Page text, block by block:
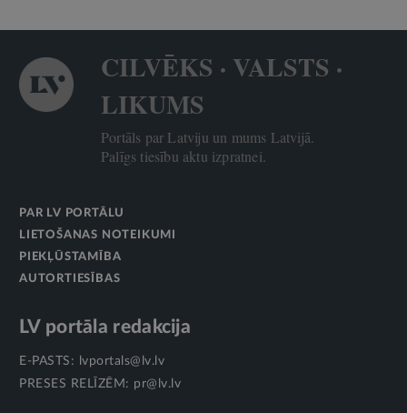
CILVĒKS · VALSTS ·
LIKUMS
Portāls par Latviju un mums Latvijā.
Palīgs tiesību aktu izpratnei.
PAR LV PORTĀLU
LIETOŠANAS NOTEIKUMI
PIEKĻŪSTAMĪBA
AUTORTIESĪBAS
LV portāla redakcija
E-PASTS:
lvportals@lv.lv
PRESES RELĪZĒM: pr@lv.lv